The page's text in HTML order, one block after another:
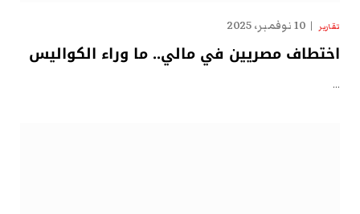
تقارير 10 نوفمبر، 2025
اختطاف مصريين في مالي.. ما وراء الكواليس
…